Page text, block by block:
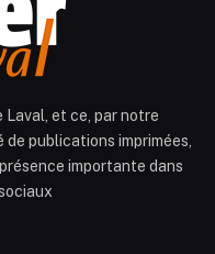
Laval, et ce, par notre
publications imprimées,
importante dans